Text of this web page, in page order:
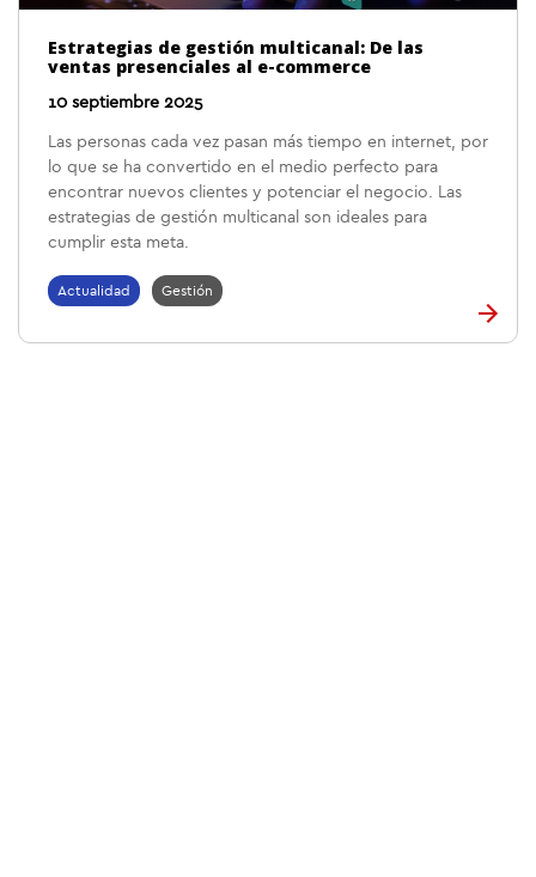
Estrategias de gestión multicanal: De las
ventas presenciales al e-commerce
10 septiembre 2025
Las personas cada vez pasan más tiempo en internet, por
lo que se ha convertido en el medio perfecto para
encontrar nuevos clientes y potenciar el negocio. Las
estrategias de gestión multicanal son ideales para
cumplir esta meta.
Actualidad Gestión